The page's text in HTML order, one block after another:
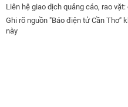
Liên hệ giao dịch quảng cáo, rao vặt:
Ghi rõ nguồn "Báo điện tử Cần Thơ"
này